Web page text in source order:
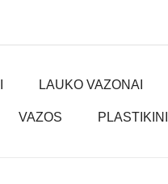
LAUKO VAZONAI
VAZOS